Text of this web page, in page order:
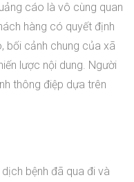
cáo là vô cùng quan
hàng có quyết định
bối cảnh chung của xã
lược nội dung. Người
thông điệp dựa trên
bệnh đã qua đi và